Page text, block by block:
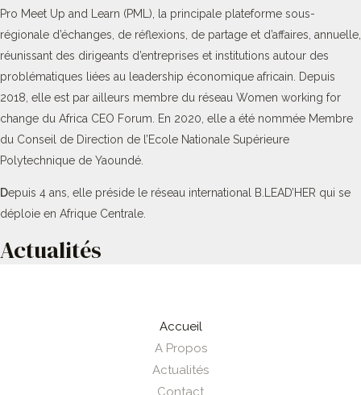
Pro Meet Up and Learn (PML), la principale plateforme sous-
régionale d’échanges, de réflexions, de partage et d’affaires, annuelle,
réunissant des dirigeants d’entreprises et institutions autour des
problématiques liées au leadership économique africain. Depuis
2018, elle est par ailleurs membre du réseau Women working for
change du Africa CEO Forum. En 2020, elle a été nommée Membre
du Conseil de Direction de l’Ecole Nationale Supérieure
Polytechnique de Yaoundé.
Depuis 4 ans, elle préside le réseau international B.LEAD’HER qui se
déploie en Afrique Centrale.
Actualités
Accueil
A Propos
Actualités
Contact